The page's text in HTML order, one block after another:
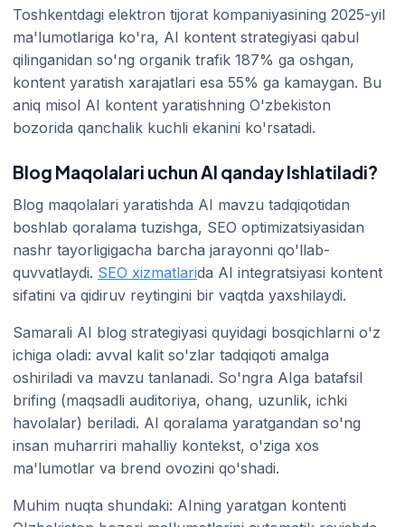
Toshkentdagi elektron tijorat kompaniyasining 2025-yil
ma'lumotlariga ko'ra, AI kontent strategiyasi qabul
qilinganidan so'ng organik trafik 187% ga oshgan,
kontent yaratish xarajatlari esa 55% ga kamaygan. Bu
aniq misol AI kontent yaratishning O'zbekiston
bozorida qanchalik kuchli ekanini ko'rsatadi.
Blog Maqolalari uchun AI qanday Ishlatiladi?
Blog maqolalari yaratishda AI mavzu tadqiqotidan
boshlab qoralama tuzishga, SEO optimizatsiyasidan
nashr tayorligigacha barcha jarayonni qo'llab-
quvvatlaydi. SEO xizmatlarida AI integratsiyasi kontent
sifatini va qidiruv reytingini bir vaqtda yaxshilaydi.
Samarali AI blog strategiyasi quyidagi bosqichlarni o'z
ichiga oladi: avval kalit so'zlar tadqiqoti amalga
oshiriladi va mavzu tanlanadi. So'ngra AIga batafsil
brifing (maqsadli auditoriya, ohang, uzunlik, ichki
havolalar) beriladi. AI qoralama yaratgandan so'ng
insan muharriri mahalliy kontekst, o'ziga xos
ma'lumotlar va brend ovozini qo'shadi.
Muhim nuqta shundaki: AIning yaratgan kontenti